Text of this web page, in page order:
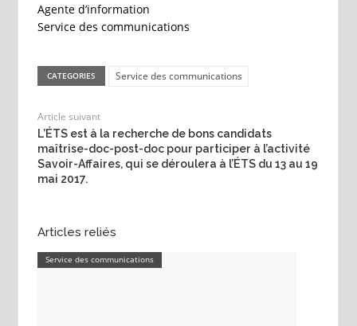
Agente d’information
Service des communications
CATEGORIES Service des communications
Article suivant
L’ÉTS est à la recherche de bons candidats
maîtrise-doc-post-doc pour participer à l’activité
Savoir-Affaires, qui se déroulera à l’ÉTS du 13 au 19
mai 2017.
Articles reliés
Service des communications